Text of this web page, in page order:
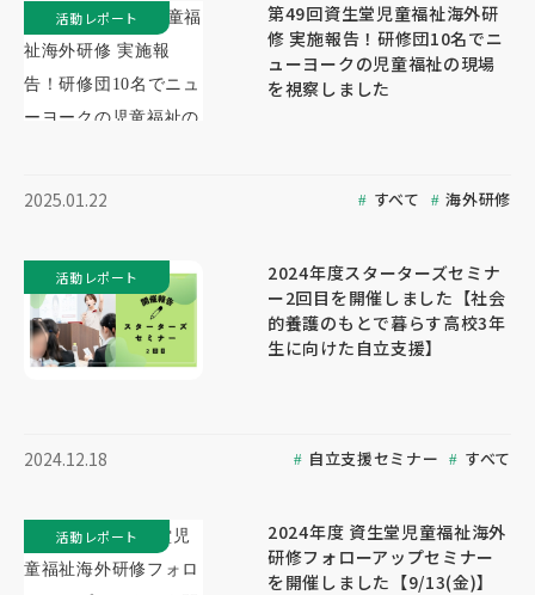
第49回資生堂児童福祉海外研
修 実施報告！研修団10名でニ
ューヨークの児童福祉の現場
を視察しました
2025.01.22 すべて 海外研修
活動レポート
2024年度スターターズセミナ
ー2回目を開催しました【社会
的養護のもとで暮らす高校3年
生に向けた自立支援】
2024.12.18 自立支援セミナー すべて
活動レポート
2024年度 資生堂児童福祉海外
研修フォローアップセミナー
を開催しました【9/13(金)】
活動レポート